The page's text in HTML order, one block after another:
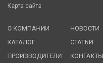
Карта сайта
О КОМПАНИИ
КАТАЛОГ
ПРОИЗВОДИТЕЛИ
НОВОСТИ
СТАТЬИ
КОНТАКТЫ